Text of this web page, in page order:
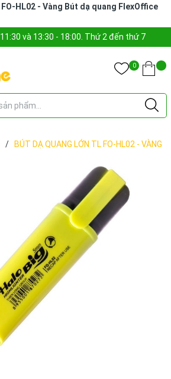
HL02 - Vàng Bút dạ quang FlexOffice
và 13:30 - 18:00. Thứ 2 đến thứ 7
0
/
BÚT DẠ QUANG LỚN TL FO-HL02 - VÀNG